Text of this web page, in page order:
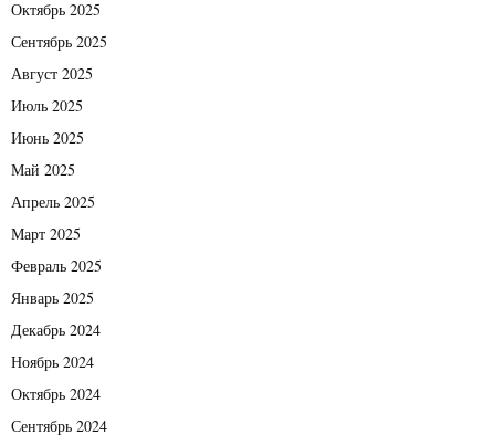
Октябрь 2025
Сентябрь 2025
Август 2025
Июль 2025
Июнь 2025
Май 2025
Апрель 2025
Март 2025
Февраль 2025
Январь 2025
Декабрь 2024
Ноябрь 2024
Октябрь 2024
Сентябрь 2024